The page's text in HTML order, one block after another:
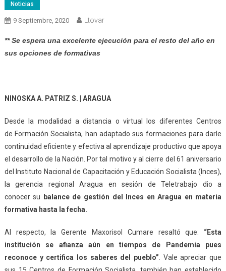
Noticias
9 Septiembre, 2020 Ltovar
** Se espera una excelente ejecución para el resto del año en
sus opciones de formativas
NINOSKA A. PATRIZ S. | ARAGUA
Desde la modalidad a distancia o virtual los diferentes Centros
de Formación Socialista, han adaptado sus formaciones para darle
continuidad eficiente y efectiva al aprendizaje productivo que apoya
el desarrollo de la Nación. Por tal motivo y al cierre del 61 aniversario
del Instituto Nacional de Capacitación y Educación Socialista (Inces),
la gerencia regional Aragua en sesión de Teletrabajo dio a
conocer su
balance de gestión del Inces en Aragua en materia
formativa hasta la fecha.
Al respecto, la Gerente Maxorisol Cumare resaltó que: “Esta
institución se afianza aún en tiempos de Pandemia pues
reconoce y certifica los saberes del pueblo” . Vale apreciar que